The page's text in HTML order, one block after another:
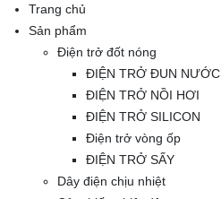
Trang chủ
Sản phẩm
Điện trở đốt nóng
ĐIỆN TRỞ ĐUN NƯỚC
ĐIỆN TRỞ NỒI HƠI
ĐIỆN TRỞ SILICON
Điện trở vòng ốp
ĐIỆN TRỞ SẤY
Dây điện chịu nhiệt